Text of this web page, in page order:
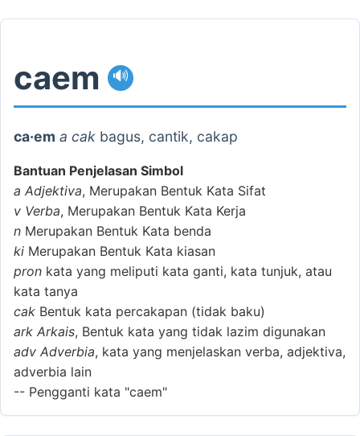
caem 🔊
ca·em a cak bagus, cantik, cakap
Bantuan Penjelasan Simbol
a Adjektiva, Merupakan Bentuk Kata Sifat
v Verba, Merupakan Bentuk Kata Kerja
n Merupakan Bentuk Kata benda
ki Merupakan Bentuk Kata kiasan
pron kata yang meliputi kata ganti, kata tunjuk, atau
kata tanya
cak Bentuk kata percakapan (tidak baku)
ark Arkais, Bentuk kata yang tidak lazim digunakan
adv Adverbia, kata yang menjelaskan verba, adjektiva,
adverbia lain
-- Pengganti kata "caem"